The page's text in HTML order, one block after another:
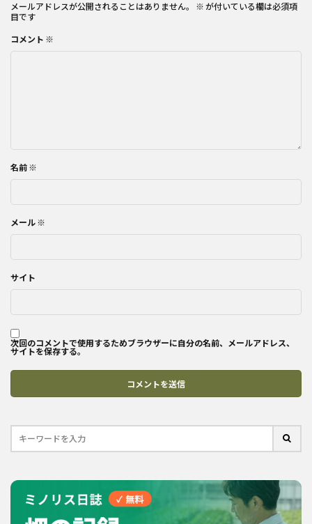
メールアドレスが公開されることはありません。 ※ が付いている欄は必須項
目です
コメント ※
名前 ※
メール ※
サイト
次回のコメントで使用するためブラウザーに自分の名前、メールアドレス、
サイトを保存する。